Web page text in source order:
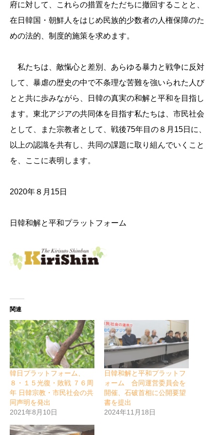
府に対して、これらの措置をただちに撤回することと、
在日韓国・朝鮮人をはじめ民族的少数者の人権保障のた
めの法的、制度的施策を求めます。
私たちは、敵愾心と差別、あらゆる暴力と戦争に反対
して、暴虐の歴史の中で不条理な苦難を強いられた人び
とと共に歩みながら、日韓の真実の和解と平和を目指し
ます。東北アジアの共同体を目指す私たちは、市民社会
として、また宗教者として、戦後75年目の８月15日に、
以上の認識を共有し、共同の課題に取り組んでいくこと
を、ここに表明します。
2020年８月15日
日韓和解と平和プラットフォーム
関連
韓日プラットフォーム、
８・１５光復・敗戦 ７６周
年 日韓宗教・市民社会の共
同声明を発出
2021年8月10日
日韓和解と平和プラットフ
ォーム 合同運営委員会を
開催、石破首相に公開要望
書を提出
2024年11月18日